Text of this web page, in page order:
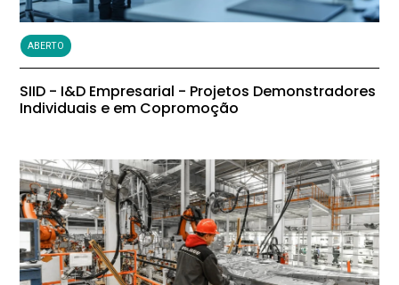
ABERTO
SIID - I&D Empresarial - Projetos Demonstradores
Individuais e em Copromoção